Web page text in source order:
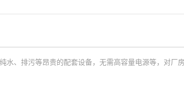
水、排污等昂贵的配套设备，无需高容量电源等，对厂